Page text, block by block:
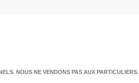
NOUS NE VENDONS PAS AUX PARTICULIERS.